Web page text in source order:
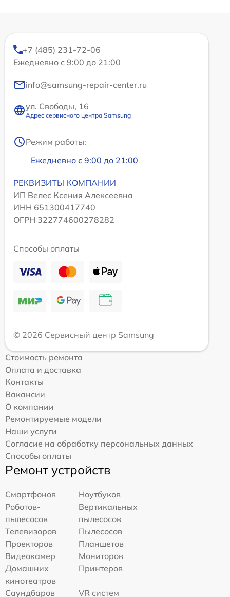
+7 (485) 231-72-06
Ежедневно с 9:00 до 21:00
info@samsung-repair-center.ru
ул. Свободы, 16
Адрес сервисного центра Samsung
Режим работы:
Ежедневно с 9:00 до 21:00
РЕКВИЗИТЫ КОМПАНИИ
ИП Велес Ксения Алексеевна
ИНН 651300417740
ОГРН 322774600278282
Способы оплаты
© 2026 Сервисный центр Samsung
Стоимость ремонта
Оплата и доставка
Контакты
Вакансии
О компании
Ремонтируемые модели
Наши услуги
Согласие на обработку персональных данных
Способы оплаты
Ремонт устройств
Смартфонов
Ноутбуков
Роботов-
пылесосов
Вертикальных
пылесосов
Телевизоров
Пылесосов
Проекторов
Планшетов
Видеокамер
Мониторов
Домашних
кинотеатров
Принтеров
Саундбаров VR систем